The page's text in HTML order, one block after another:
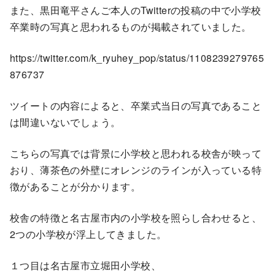
また、黒田竜平さんご本人のTwitterの投稿の中で小学校
卒業時の写真と思われるものが掲載されていました。
https://twitter.com/k_ryuhey_pop/status/1108239279765
876737
ツイートの内容によると、卒業式当日の写真であること
は間違いないでしょう。
こちらの写真では背景に小学校と思われる校舎が映って
おり、薄茶色の外壁にオレンジのラインが入っている特
徴があることが分かります。
校舎の特徴と名古屋市内の小学校を照らし合わせると、
2つの小学校が浮上してきました。
１つ目は名古屋市立堀田小学校、